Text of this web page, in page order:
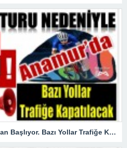
8. Bisiklet Turu Anamur’dan Başlıyor. Bazı Yollar Trafiğe Kapatılacak